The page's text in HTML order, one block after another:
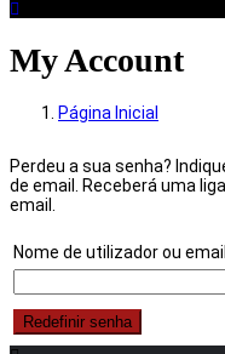
My Account
Página Inicial
Perdeu a sua senha?
de email. Receberá uma
email.
Nome de utilizador ou email
Redefinir senha